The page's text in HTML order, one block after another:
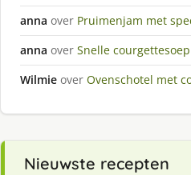
anna over Pruimenjam met
anna over Snelle
Wilmie over Ovenschotel met
Nieuwste recepten